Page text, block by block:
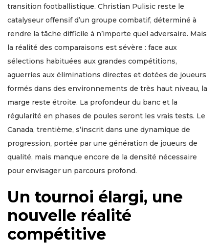
transition footballistique. Christian Pulisic reste le
catalyseur offensif d’un groupe combatif, déterminé à
rendre la tâche difficile à n’importe quel adversaire. Mais
la réalité des comparaisons est sévère : face aux
sélections habituées aux grandes compétitions,
aguerries aux éliminations directes et dotées de joueurs
formés dans des environnements de très haut niveau, la
marge reste étroite. La profondeur du banc et la
régularité en phases de poules seront les vrais tests. Le
Canada, trentième, s’inscrit dans une dynamique de
progression, portée par une génération de joueurs de
qualité, mais manque encore de la densité nécessaire
pour envisager un parcours profond.
Un tournoi élargi, une
nouvelle réalité
compétitive